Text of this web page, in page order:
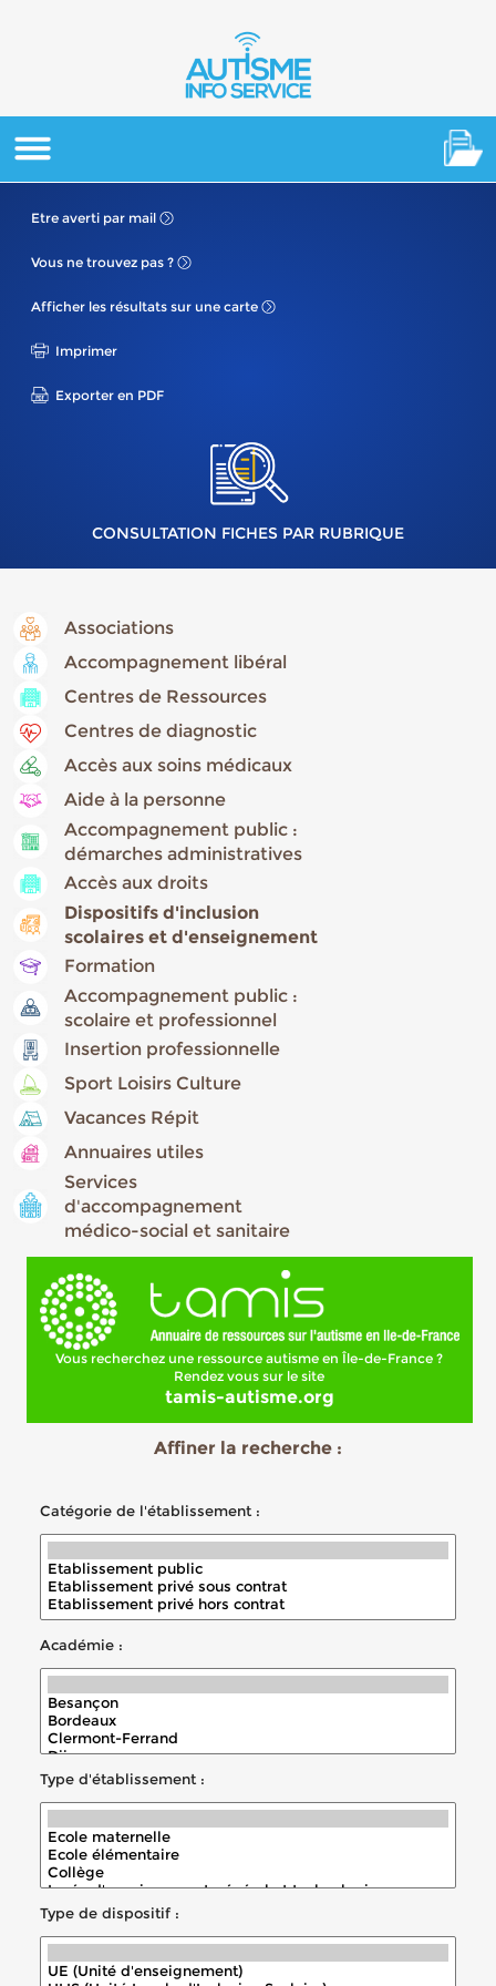
Etre averti par mail
Vous ne trouvez pas ?
Afficher les résultats sur une carte
Imprimer
Exporter en PDF
CONSULTATION FICHES PAR RUBRIQUE
Associations
Accompagnement libéral
Centres de Ressources
Centres de diagnostic
Accès aux soins médicaux
Aide à la personne
Accompagnement public :
démarches administratives
Accès aux droits
Dispositifs d'inclusion
scolaires et d'enseignement
Formation
Accompagnement public :
scolaire et professionnel
Insertion professionnelle
Sport Loisirs Culture
Vacances Répit
Annuaires utiles
Services
d'accompagnement
médico-social et sanitaire
Vous recherchez une ressource autisme en Île-de-France ?
Rendez vous sur le site
tamis-autisme.org
Affiner la recherche :
Catégorie de l'établissement :
Académie :
Type d'établissement :
Type de dispositif :